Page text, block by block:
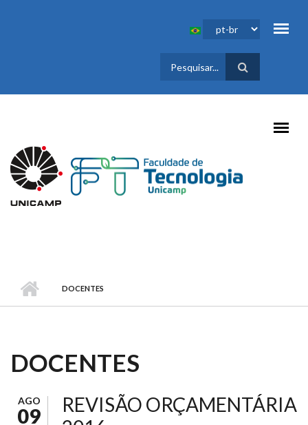
FORMULÁRIO
DE BUSCA
DOCENTES
DOCENTES
AGO
09
REVISÃO ORÇAMENTÁRIA